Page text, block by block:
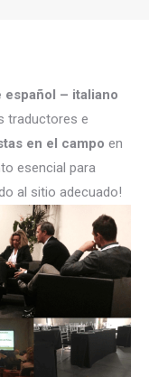
– italiano
traductores e
en el campo en
esencial para
al sitio adecuado!